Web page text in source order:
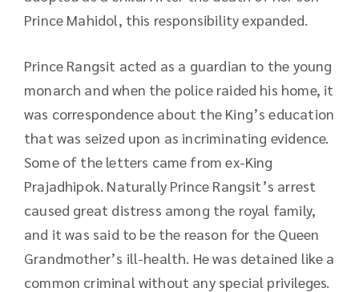
Prince Mahidol, this responsibility expanded.
Prince Rangsit acted as a guardian to the young
monarch and when the police raided his home, it
was correspondence about the King’s education
that was seized upon as incriminating evidence.
Some of the letters came from ex-King
Prajadhipok. Naturally Prince Rangsit’s arrest
caused great distress among the royal family,
and it was said to be the reason for the Queen
Grandmother’s ill-health. He was detained like a
common criminal without any special privileges.